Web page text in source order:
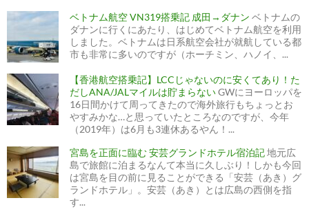
ベトナム航空 VN319搭乗記 成田→ダナン ベトナムの
ダナンに行くにあたり、はじめてベトナム航空を利用
しました。ベトナムは日系航空会社が就航している都
市も非常に多いのですが（ホーチミン、ハノイ、...
【香港航空搭乗記】LCCじゃないのに安くてあり！た
だしANA/JALマイルは貯まらないGWにヨーロッパを
16日間かけて周ってきたので海外旅行もちょっとお
やすみかな…と思っていたところなのですが、今年
（2019年）は6月も3連休あるやん！...
宮島を正面に臨む 安芸グランドホテル宿泊記地元広
島で旅館に泊まるなんて本当に久しぶり！しかも今回
は宮島を目の前に見ることができる「安芸（あき）グ
ランドホテル」。安芸（あき）とは広島の西側を指
す...